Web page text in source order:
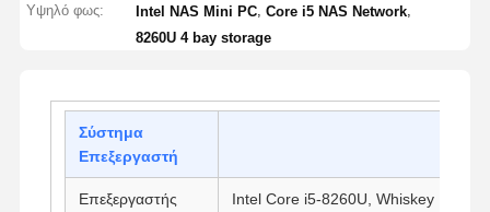
Υψηλό φως: Intel NAS Mini PC ,Core i5 NAS Network
8260U 4 bay storage
Σύστημα
Επεξεργαστή
Επεξεργαστής
Intel Core i5-8260U, Whiskey Lake,